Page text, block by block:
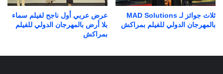
ثلاث جوائز لـ MAD Solutions
بالمهرجان الدولي للفيلم بمراكش
عرض عربي أول ناجح لفيلم سماء
بلا أرض بالمهرجان الدولي للفيلم
بمراكش